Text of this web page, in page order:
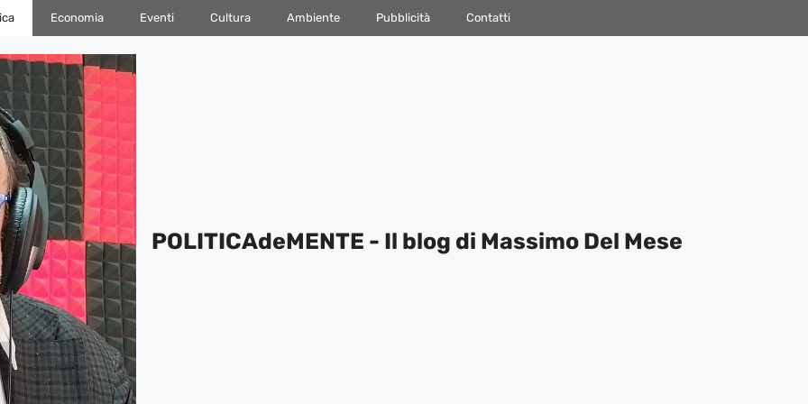
Economia Eventi Cultura Ambiente Pubblicità Contatti
POLITICAdeMENTE - Il blog di Massimo Del Mese